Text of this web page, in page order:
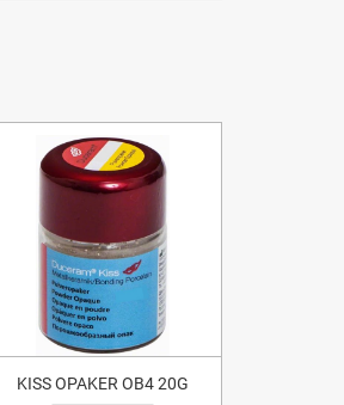
KISS OPAKER OB4 20G